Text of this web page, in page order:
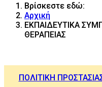
Βρίσκεστε εδώ:
Αρχική
ΕΚΠΑΙΔΕΥΤΙΚΑ
ΘΕΡΑΠΕΙΑΣ
ΠΟΛΙΤΙΚΗ